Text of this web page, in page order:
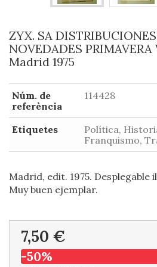
ZYX. SA
NOVEDADES PRIMAVERA
Madrid 1975
Núm. de
referència
114428
Etiquetes
Política,
Franquismo,
Madrid, edit. 1975. Desplegable
Muy buen ejemplar.
7,50 €
-50%